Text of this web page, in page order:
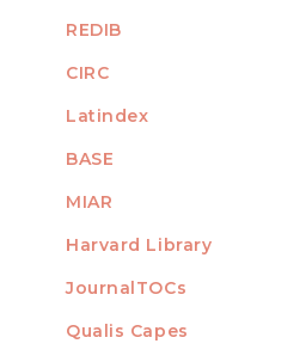
REDIB
CIRC
Latindex
BASE
MIAR
Harvard Library
JournalTOCs
Qualis Capes